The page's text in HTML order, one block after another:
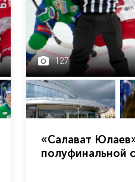
127
«Салават
полуфинальной